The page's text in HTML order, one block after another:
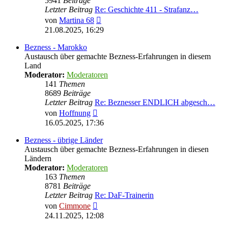
Letzter Beitrag Re: Geschichte 411 - Strafanz…
von Martina 68
Beitrag
21.08.2025, 16:29
Bezness - Marokko
Austausch über gemachte Bezness-Erfahrungen in diesem
Land
Moderator: Moderatoren
141 Themen
8689 Beiträge
Letzter Beitrag Re: Beznesser ENDLICH abgesch…
von Hoffnung
Beitrag
16.05.2025, 17:36
Bezness - übrige Länder
Austausch über gemachte Bezness-Erfahrungen in diesen
Ländern
Moderator: Moderatoren
163 Themen
8781 Beiträge
Letzter Beitrag Re: DaF-Trainerin
von Cimmone
Beitrag
24.11.2025, 12:08